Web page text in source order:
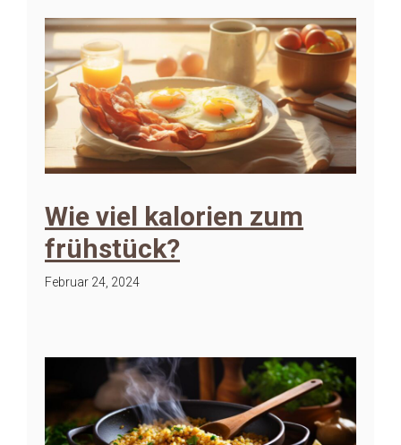
Wie viel kalorien zum
frühstück?
Februar 24, 2024